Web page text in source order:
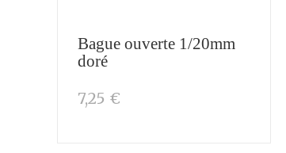
Bague ouverte 1/20mm
doré
7,25 €